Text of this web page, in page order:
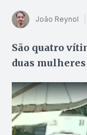
João Reynol
São quatro
duas mulheres